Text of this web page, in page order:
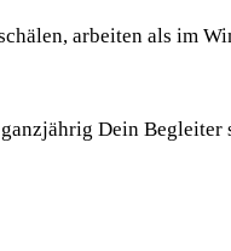
arbeiten als im
Dein Begleiter